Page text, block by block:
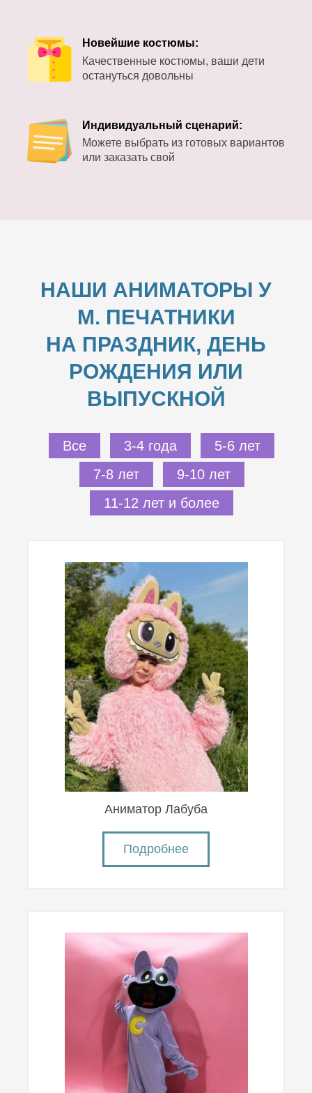
Новейшие костюмы:
Качественные костюмы, ваши дети
остануться довольны
Индивидуальный сценарий:
Можете выбрать из готовых вариантов
или заказать свой
НАШИ АНИМАТОРЫ У
М. ПЕЧАТНИКИ
НА ПРАЗДНИК, ДЕНЬ
РОЖДЕНИЯ ИЛИ
ВЫПУСКНОЙ
Все 3-4 года
5-6 лет
7-8 лет
9-10 лет
11-12 лет и более
Аниматор Лабуба
Подробнее